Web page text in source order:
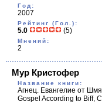
Год:
2007
Рейтинг (Гол.):
5.0 (5)
Мнений:
2
Мур Кристофер
Название книги:
Агнец. Евангелие от
Gospel According to Biff,